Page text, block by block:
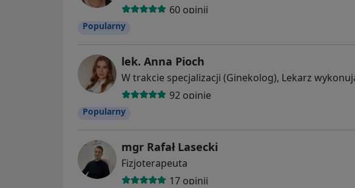
60 opinii
Popularny
lek. Anna Pioch
92 opinie
Popularny
mgr Rafał Lasecki
Fizjoterapeuta
17 opinii